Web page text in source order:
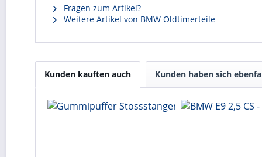
Fragen zum Artikel?
Weitere Artikel von BMW Oldtimerteile
Kunden kauften auch Kunden haben sich